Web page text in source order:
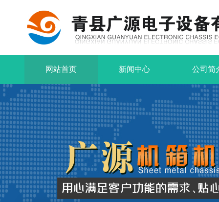
网站首页 新闻中心 公司简